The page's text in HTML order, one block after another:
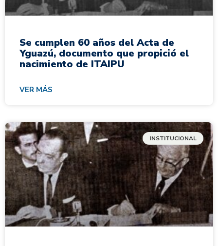
Se cumplen 60 años del Acta de
Yguazú, documento que propició el
nacimiento de ITAIPU
VER MÁS
INSTITUCIONAL